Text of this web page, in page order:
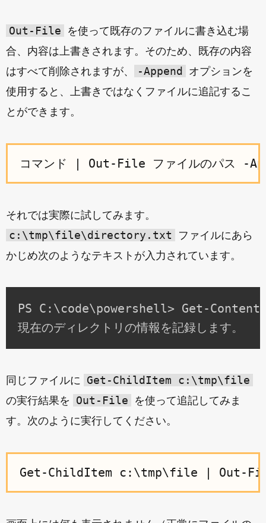
Out-File
を使って既存のファイルに書き込む場
合、内容は上書きされます。そのため、既存の内容
はすべて削除されますが、
-Append
オプションを
使用すると、上書きではなくファイルに追記するこ
とができます。
それでは実際に試してみます。
c:\tmp\file\directory.txt
ファイルにあら
かじめ次のようなテキストが入力されています。
PS C:\code\powershell> Get-
同じファイルに Get-ChildItem c:\tmp\file
の実行結果を Out-File
を使って追記してみま
す。次のように実行してください。